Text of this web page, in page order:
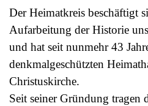
Der Heimatkreis beschäftigt
Aufarbeitung der Historie
und hat seit nunmehr 43
denkmalgeschützten
Christuskirche.
Seit seiner Gründung tragen